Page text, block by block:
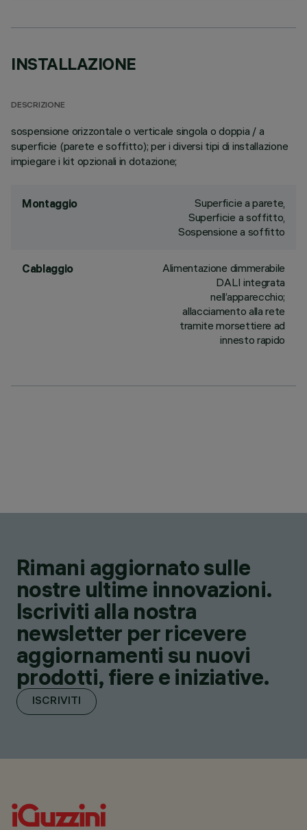
INSTALLAZIONE
DESCRIZIONE
sospensione orizzontale o verticale singola o doppia / a
superficie (parete e soffitto); per i diversi tipi di installazione
impiegare i kit opzionali in dotazione;
Montaggio
Superficie a parete,
Superficie a soffitto,
Sospensione a soffitto
Cablaggio
Alimentazione dimmerabile
DALI integrata
nell’apparecchio;
allacciamento alla rete
tramite morsettiere ad
innesto rapido
Rimani aggiornato sulle
nostre ultime innovazioni.
Iscriviti alla nostra
newsletter per ricevere
aggiornamenti su nuovi
prodotti, fiere e iniziative.
ISCRIVITI